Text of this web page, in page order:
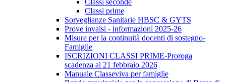
Classi seconde
Classi prime
Sorveglianze Sanitarie HBSC & GYTS
Prove invalsi - informazioni 2025-26
Misure per la continuità docenti di sostegno-
Famiglie
ISCRIZIONI CLASSI PRIME-Proroga
scadenza al 21 febbraio 2026
Manuale Classeviva per famiglie